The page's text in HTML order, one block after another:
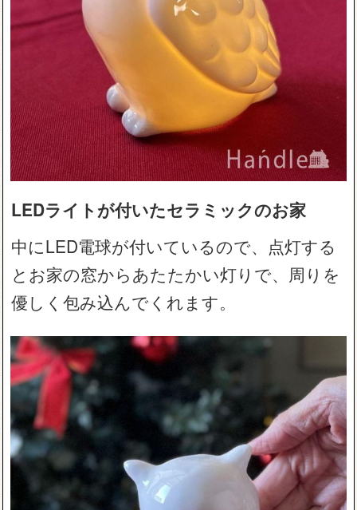
LEDライトが付いたセラミックのお家
中にLED電球が付いているので、点灯する
とお家の窓からあたたかい灯りで、周りを
優しく包み込んでくれます。